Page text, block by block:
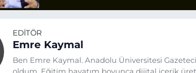
EDITÖR
Emre Kaymal
Ben Emre Kaymal. Anadolu Üniversitesi